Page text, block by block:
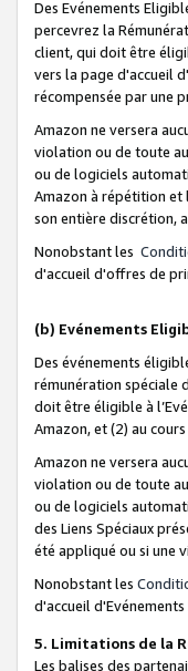
Des Evénements
percevrez la
client, qui doit être
vers la page d'accueil
récompensée par une
Amazon ne versera
violation ou de toute
ou de logiciels
Amazon à répétition et
son entière discrétion,
Nonobstant les
d'accueil d'offres de
(b) Evénements
Des événements
rémunération spéciale
doit être éligible à
Amazon, et (2) au
Amazon ne versera
violation ou de toute
ou de logiciels
des Liens Spéciaux
été appliqué ou si une
Nonobstant les
d'accueil
5. Limitations de la
Les balises des